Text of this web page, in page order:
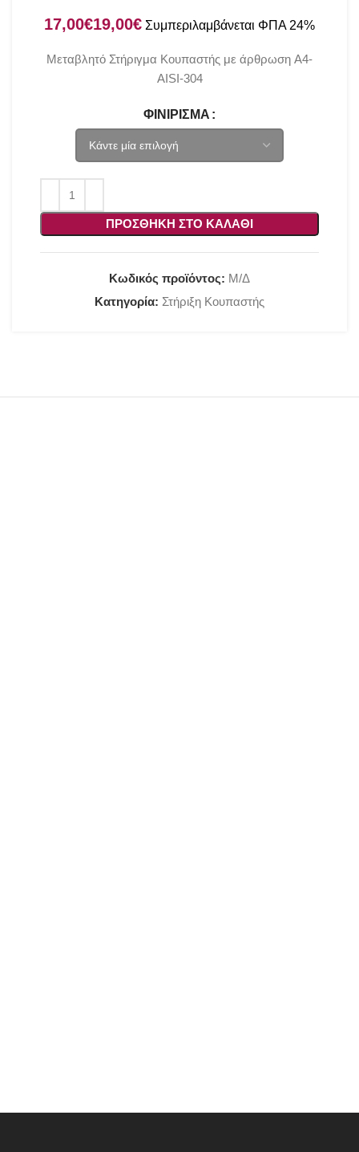
€
€
Μεταβλητό Στήριγμα Κουπαστής με άρθρωση A4-
AISI-304
ΦΙΝΊΡΙΣΜΑ
ΠΡΟΣΘΉΚΗ ΣΤΟ ΚΑΛΆΘΙ
Κωδικός προϊόντος: Μ/Δ
Κατηγορία: Στήριξη Κουπαστής